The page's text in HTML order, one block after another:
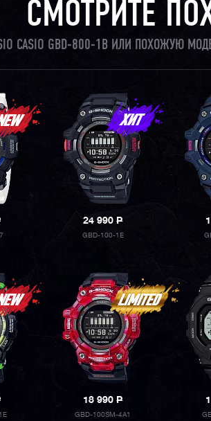
СМОТРИТЕ
CASIO GBD-800-1B ИЛИ ПОХОЖУЮ
24 990P
GBD-100-1E
18 990P
GBD-100SM-4A1